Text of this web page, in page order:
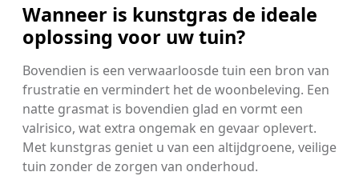
Wanneer is kunstgras de ideale
oplossing voor uw tuin?
Bovendien is een verwaarloosde tuin een bron van
frustratie en vermindert het de woonbeleving. Een
natte grasmat is bovendien glad en vormt een
valrisico, wat extra ongemak en gevaar oplevert.
Met kunstgras geniet u van een altijdgroene, veilige
tuin zonder de zorgen van onderhoud.